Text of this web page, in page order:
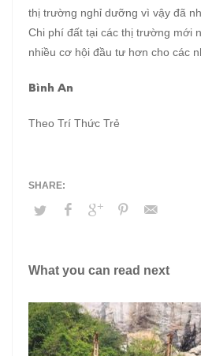
thị trường nghỉ dưỡng vì vậy đã
Chi phí đất tại các thị trường mới
nhiều cơ hội đầu tư hơn cho các
Bình An
Theo Trí Thức Trẻ
What you can read next